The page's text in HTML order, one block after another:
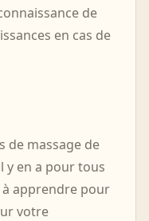
de
en cas de
de massage de
y en a pour tous
à apprendre pour
votre